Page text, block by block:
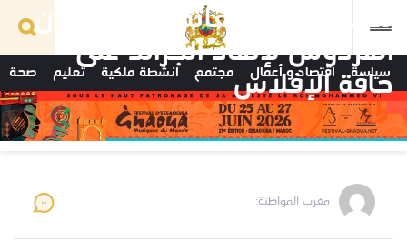
سياسة اقتصاد و أعمال مجتمع انشطة ملكية تعليم صحة
تطلق نداء استغاثة للوزير عثمان
الفردوس لإنقاذ الجرائد على
حافة الإفلاس
مغرب المواطنة: